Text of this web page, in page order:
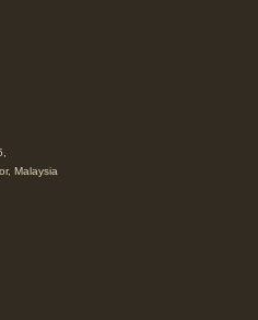
Malaysia